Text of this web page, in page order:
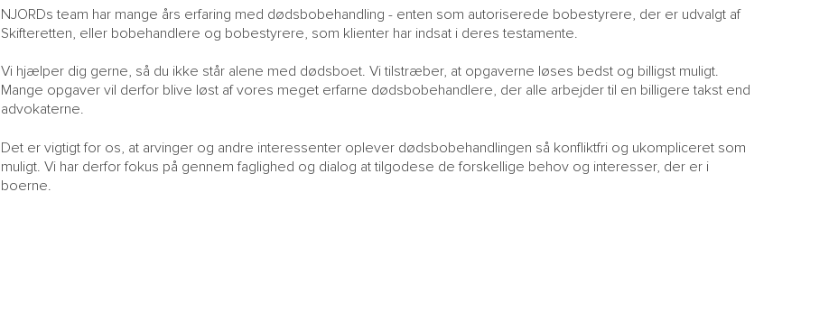
NJORDs team har mange års erfaring med dødsbobehandling - enten som autoriserede bobestyrere, der er udvalgt af
Skifteretten, eller bobehandlere og bobestyrere, som klienter har indsat i deres testamente.
Vi hjælper dig gerne, så du ikke står alene med dødsboet. Vi tilstræber, at opgaverne løses bedst og billigst muligt.
Mange opgaver vil derfor blive løst af vores meget erfarne dødsbobehandlere, der alle arbejder til en billigere takst end
advokaterne.
Det er vigtigt for os, at arvinger og andre interessenter oplever dødsbobehandlingen så konfliktfri og ukompliceret som
muligt. Vi har derfor fokus på gennem faglighed og dialog at tilgodese de forskellige behov og interesser, der er i
boerne.